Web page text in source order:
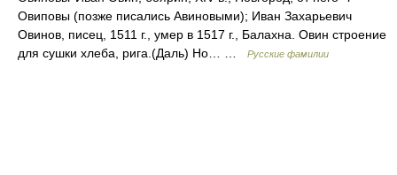
Овиповы (позже писались Авиновыми); Иван Захарьевич
Овинов, писец, 1511 г., умер в 1517 г., Балахна. Овин строение
для сушки хлеба, рига.(Даль) Но… …
Русские фамилии